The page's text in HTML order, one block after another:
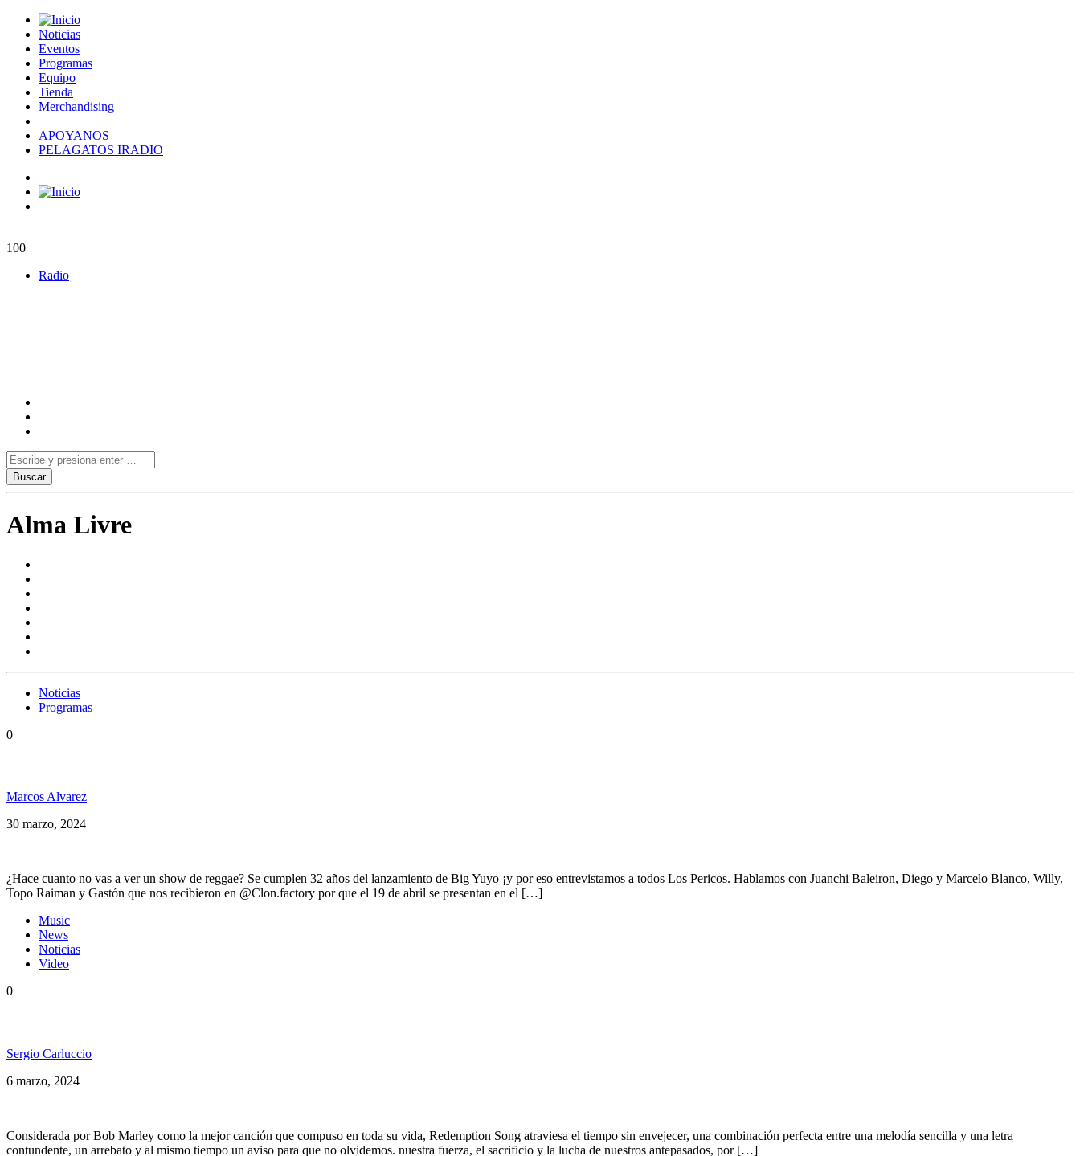
Noticias
Eventos
Programas
Equipo
Tienda
Merchandising
APOYANOS
PELAGATOS IRADIO
100
Radio
Alma Livre
Noticias
Programas
0
Marcos Alvarez
30 marzo, 2024
¿Hace cuanto no vas a ver un show de reggae? Se cumplen 32 años del lanzamiento de Big Yuyo ¡y por eso entrevistamos a todos Los Pericos. Hablamos con Juanchi Baleiron, Diego y Marcelo Blanco, Willy,
Topo Raiman y Gastón que nos recibieron en @Clon.factory por que el 19 de abril se presentan en el […]
Music
News
Noticias
Video
0
Sergio Carluccio
6 marzo, 2024
Considerada por Bob Marley como la mejor canción que compuso en toda su vida, Redemption Song atraviesa el tiempo sin envejecer, una combinación perfecta entre una melodía sencilla y una letra
contundente, un arrebato y al mismo tiempo un aviso para que no olvidemos. nuestra fuerza, el sacrificio y la lucha de nuestros antepasados, por […]